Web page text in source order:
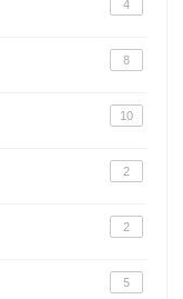
4
8
10
2
2
5